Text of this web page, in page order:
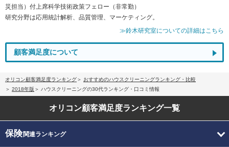
災担当）付上席科学技術政策フェロー（非常勤）
研究分野は応用統計解析、品質管理、マーケティング。
≫鈴木研究室についての詳細はこちら
顧客満足度について
オリコン顧客満足度ランキング
おすすめのハウスクリーニングランキング・比較
2018年版
ハウスクリーニングの30代ランキング・口コミ情報
オリコン顧客満足度ランキング一覧
保険関連ランキング